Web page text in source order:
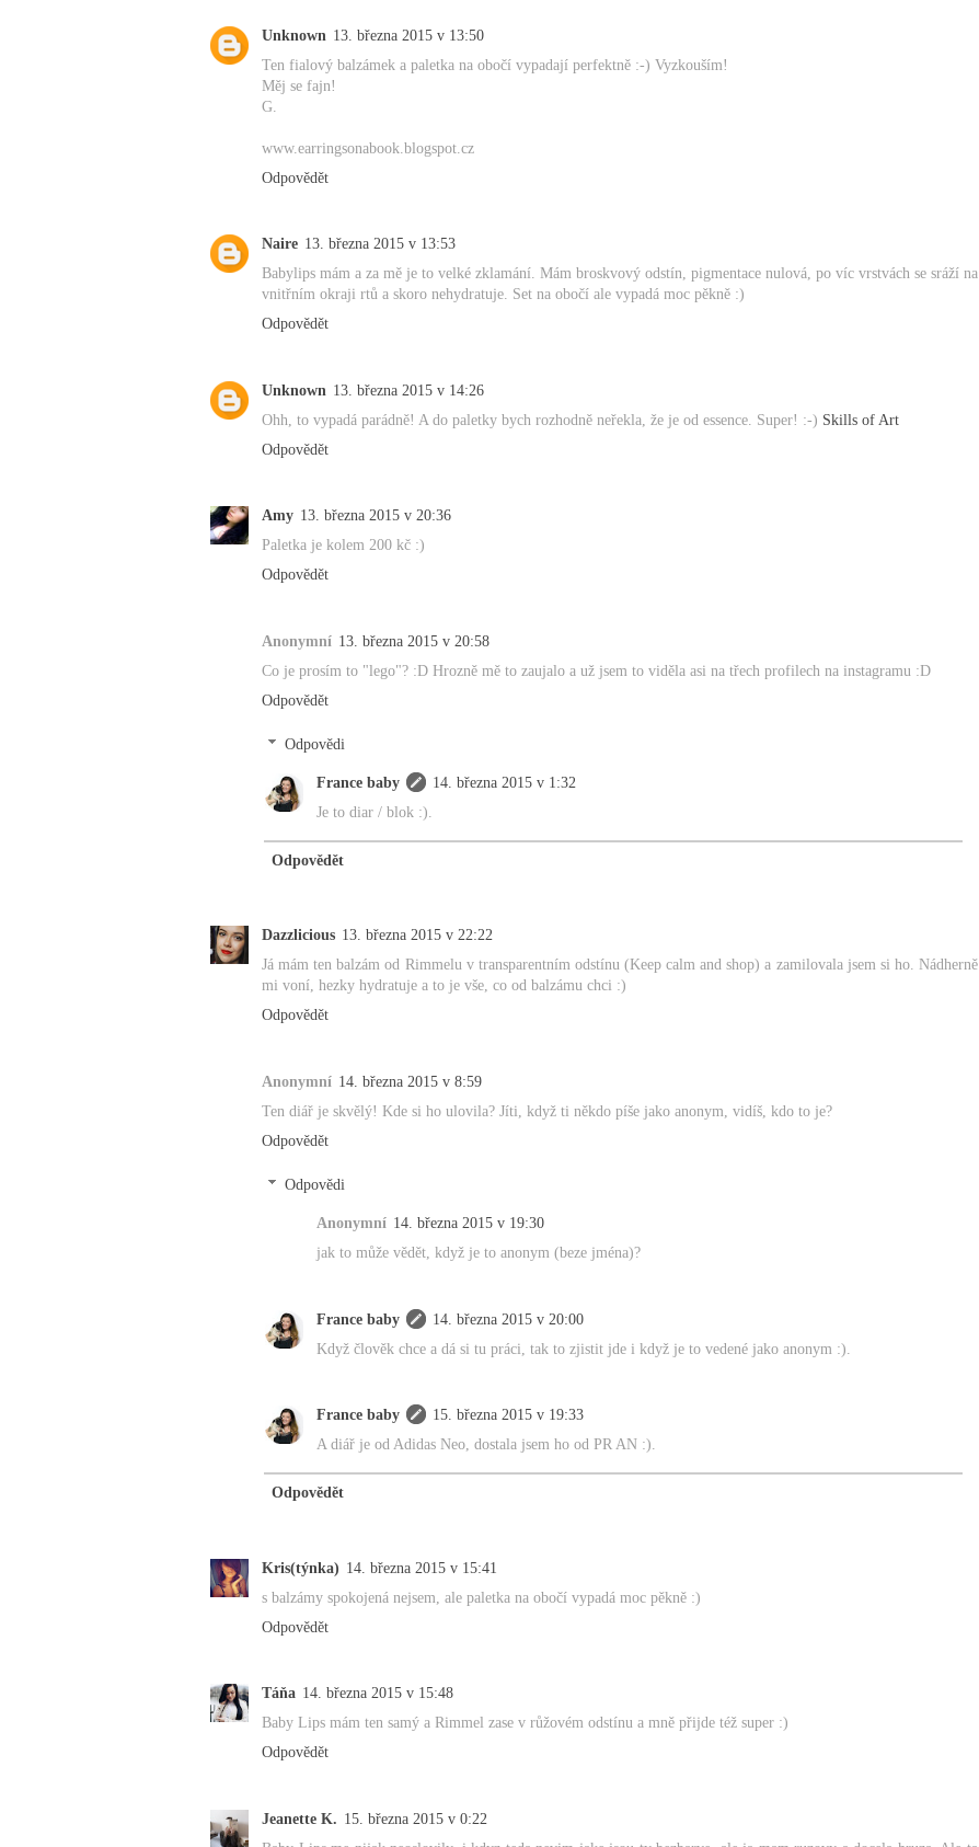
Unknown 13. března 2015 v 13:50
Ten fialový balzámek a paletka na obočí vypadají perfektně :-) Vyzkouším!
Měj se fajn!
G.
www.earringsonabook.blogspot.cz
Odpovědět
Naire 13. března 2015 v 13:53
Babylips mám a za mě je to velké zklamání. Mám broskvový odstín, pigmentace nulová, po víc vrstvách se sráží na
vnitřním okraji rtů a skoro nehydratuje. Set na obočí ale vypadá moc pěkně :)
Odpovědět
Unknown 13. března 2015 v 14:26
Ohh, to vypadá parádně! A do paletky bych rozhodně neřekla, že je od essence. Super! :-) Skills of Art
Odpovědět
Amy 13. března 2015 v 20:36
Paletka je kolem 200 kč :)
Odpovědět
Anonymní 13. března 2015 v 20:58
Co je prosím to "lego"? :D Hrozně mě to zaujalo a už jsem to viděla asi na třech profilech na instagramu :D
Odpovědět
Odpovědi
France baby
14. března 2015 v 1:32
Je to diar / blok :).
Odpovědět
Dazzlicious 13. března 2015 v 22:22
Já mám ten balzám od Rimmelu v transparentním odstínu (Keep calm and shop) a zamilovala jsem si ho. Nádherně
mi voní, hezky hydratuje a to je vše, co od balzámu chci :)
Odpovědět
Anonymní 14. března 2015 v 8:59
Ten diář je skvělý! Kde si ho ulovila? Jíti, když ti někdo píše jako anonym, vidíš, kdo to je?
Odpovědět
Odpovědi
Anonymní 14. března 2015 v 19:30
jak to může vědět, když je to anonym (beze jména)?
France baby
14. března 2015 v 20:00
Když člověk chce a dá si tu práci, tak to zjistit jde i když je to vedené jako anonym :).
France baby
15. března 2015 v 19:33
A diář je od Adidas Neo, dostala jsem ho od PR AN :).
Odpovědět
Kris(týnka) 14. března 2015 v 15:41
s balzámy spokojená nejsem, ale paletka na obočí vypadá moc pěkně :)
Odpovědět
Táňa 14. března 2015 v 15:48
Baby Lips mám ten samý a Rimmel zase v růžovém odstínu a mně přijde též super :)
Odpovědět
Jeanette K. 15. března 2015 v 0:22